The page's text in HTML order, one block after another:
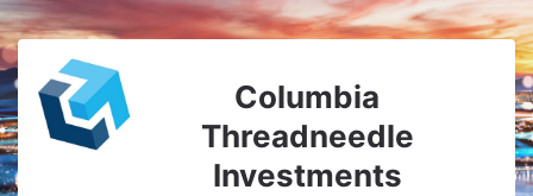
Columbia
Threadneedle
Investments